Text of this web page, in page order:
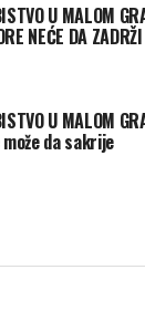
U MALOM
NEĆE DA ZADRŽI
U MALOM
može da sakrije